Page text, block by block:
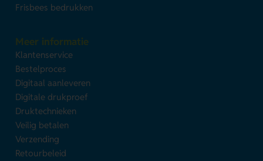
Frisbees bedrukken
Meer informatie
Klantenservice
Bestelproces
Digitaal aanleveren
Digitale drukproef
Druktechnieken
Veilig betalen
Verzending
Retourbeleid